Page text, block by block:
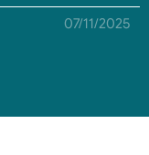
07/11/2025